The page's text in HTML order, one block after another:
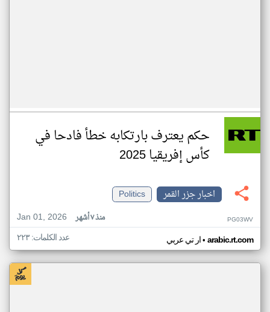
حكم يعترف بارتكابه خطأ فادحا في
كأس إفريقيا 2025
اخبار جزر القمر
Politics
Jan 01, 2026
منذ ٧ أشهر PG03WV
ار تي عربي• arabic.rt.com عدد الكلمات: ٢٢٣